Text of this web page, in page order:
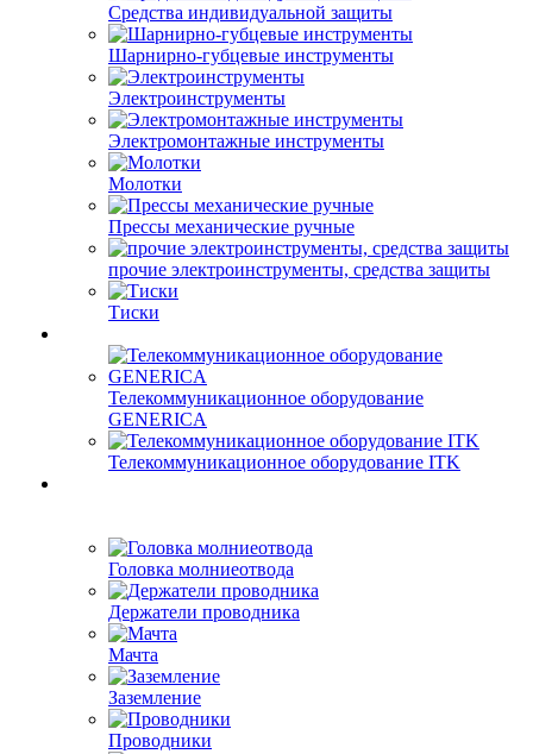
Средства индивидуальной защиты
Шарнирно-губцевые инструменты
Электроинструменты
Электромонтажные инструменты
Молотки
Прессы механические ручные
прочие электроинструменты, средства защиты
Тиски
Телекоммуникационное оборудование
GENERICA
Телекоммуникационное оборудование ITK
Головка молниеотвода
Держатели проводника
Мачта
Заземление
Проводники